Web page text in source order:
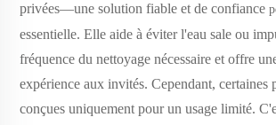
privées—une solution fiable et de confiance
essentielle. Elle aide à éviter l'eau sale ou
fréquence du nettoyage nécessaire et offre
expérience aux invités. Cependant, certaines
conçues uniquement pour un usage limité.